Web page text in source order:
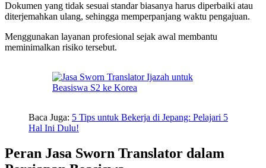
Dokumen yang tidak sesuai standar biasanya harus diperbaiki atau
diterjemahkan ulang, sehingga memperpanjang waktu pengajuan.
Menggunakan layanan profesional sejak awal membantu
meminimalkan risiko tersebut.
Baca Juga: 5 Tips untuk Bekerja di Jepang: Pelajari 5
Hal Ini Dulu!
Peran Jasa Sworn Translator dalam